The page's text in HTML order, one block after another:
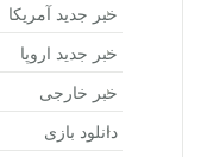
خبر جدید آمریکا
خبر جدید اروپا
خبر خارجی
دانلود بازی